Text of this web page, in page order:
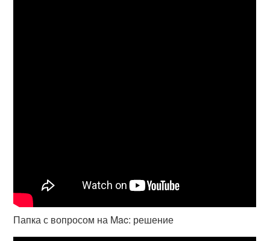
Папка с вопросом на Mac: решение